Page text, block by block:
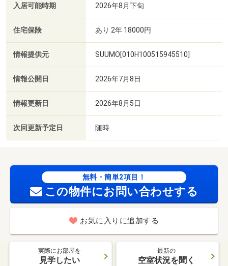
入居可能時期 2026年8月下旬
住宅保険 あり 2年 18000円
情報提供元 SUUMO[010H100515945510]
情報公開日 2026年7月8日
情報更新日 2026年8月5日
次回更新予定日 随時
無料・簡単2項目！
この物件にお問い合わせする
お気に入りに追加する
実際にお部屋を
見学したい
最新の
空室状況を聞く